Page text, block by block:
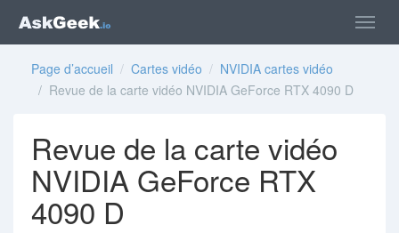
Page d’accueil / Cartes vidéo / NVIDIA cartes vidéo
/ Revue de la carte vidéo NVIDIA GeForce RTX 4090 D
Revue de la carte vidéo
NVIDIA GeForce RTX
4090 D